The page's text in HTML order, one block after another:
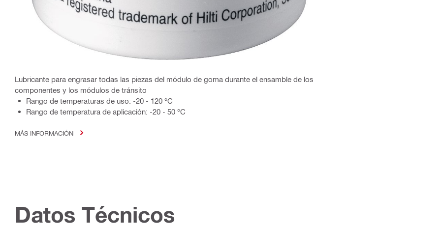
Lubricante para engrasar todas las piezas del módulo de goma durante el ensamble de los
componentes y los módulos de tránsito
Rango de temperaturas de uso: -20 - 120 °C
Rango de temperatura de aplicación: -20 - 50 °C
MÁS INFORMACIÓN
Datos Técnicos